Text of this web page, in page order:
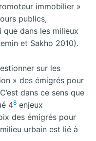
immobilier »
publics,
dans les milieux
et Sakho 2010).
sur les
» des émigrés pour
dans ce sens que
48 enjeux
des émigrés pour
urbain est lié à